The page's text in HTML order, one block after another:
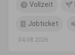
Vollzeit
Jobticket
04.08.2026